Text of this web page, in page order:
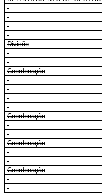
Divisão
Coordenação
Coordenação
Coordenação
Coordenação